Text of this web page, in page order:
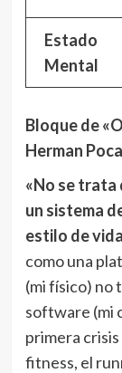
Estado
Mental
Bloque de
Herman
«No se trata
un sistema
estilo de vida
como una
(mi físico) no
software (mi
primera
fitness, el